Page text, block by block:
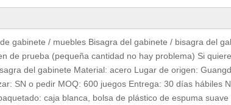
gabinete / muebles Bisagra del gabinete / bisagra del
de prueba (pequeña cantidad no hay problema) Si
del gabinete Material: acero Lugar de origen:
SN o pedir MOQ: 600 juegos Entrega: 30 días hábiles
caja blanca, bolsa de plástico de espuma